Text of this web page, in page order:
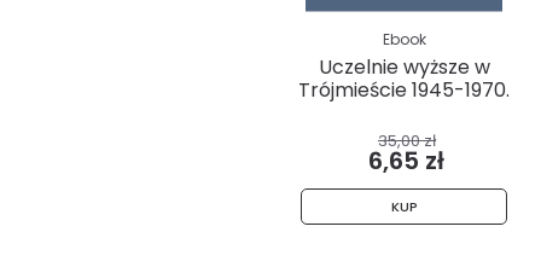
Ebook
Uczelnie wyższe w
Trójmieście 1945-1970.
35,00 zł
6,65 zł
KUP